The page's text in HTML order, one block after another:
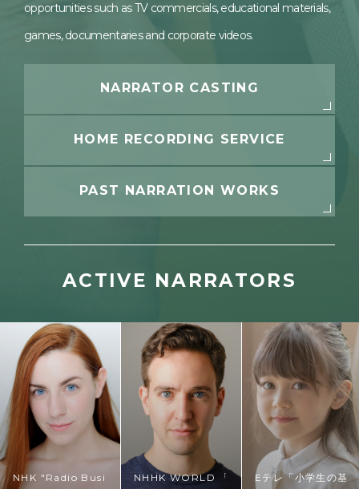
opportunities such as TV commercials, educational materials,
games, documentaries and corporate videos.
NARRATOR CASTING
HOME RECORDING SERVICE
PAST NARRATION WORKS
ACTIVE NARRATORS
NHK "Radio Business English" program Studio Partner
NHHK WORLD 「Japanplogy Plus」
Eテレ「小学生の基